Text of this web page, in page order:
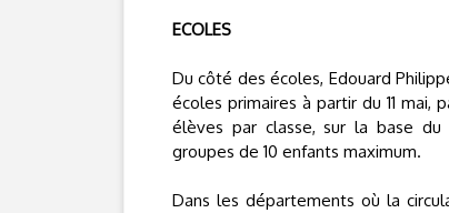
ECOLES
Du côté des écoles, Edouard
écoles primaires à partir du 11 mai,
élèves par classe, sur la base du
groupes de 10 enfants maximum.
Dans les départements où la